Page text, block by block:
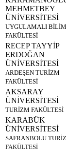
MEHMETBEY
ÜNİVERSİTESİ
UYGULAMALI
FAKÜLTESİ
RECEP TAYYİP
ERDOĞAN
ÜNİVERSİTESİ
ARDEŞEN TURİZM
FAKÜLTESİ
AKSARAY
ÜNİVERSİTESİ
TURİZM FAKÜLTESİ
KARABÜK
ÜNİVERSİTESİ
SAFRANBOLU
FAKÜLTESİ